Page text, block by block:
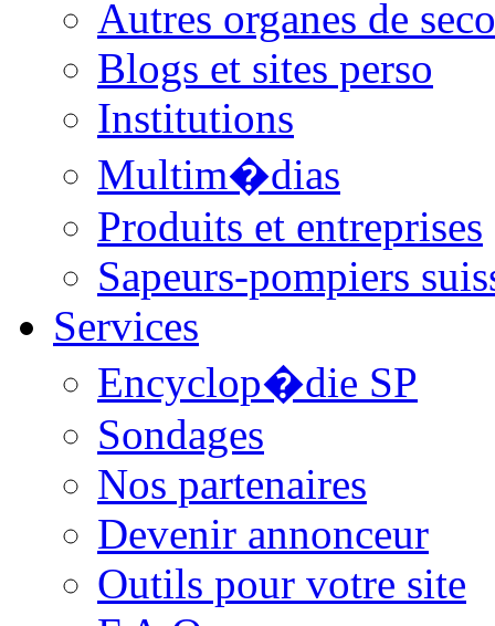
Autres organes de
Blogs et sites perso
Institutions
Multim�dias
Produits et entreprises
Sapeurs-pompiers
Services
Encyclop�die SP
Sondages
Nos partenaires
Devenir annonceur
Outils pour votre site